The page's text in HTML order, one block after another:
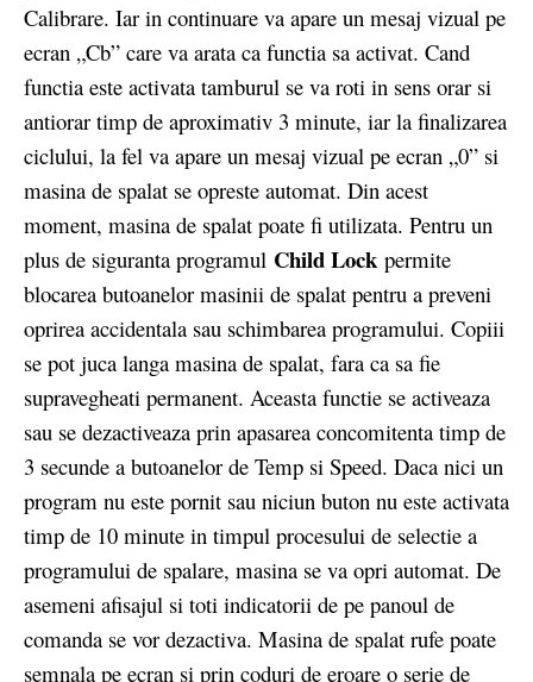
Calibrare. Iar in continuare va apare un mesaj vizual pe
ecran „Cb” care va arata ca functia sa activat. Cand
functia este activata tamburul se va roti in sens orar si
antiorar timp de aproximativ 3 minute, iar la finalizarea
ciclului, la fel va apare un mesaj vizual pe ecran „0” si
masina de spalat se opreste automat. Din acest
moment, masina de spalat poate fi utilizata. Pentru un
plus de siguranta programul Child Lock permite
blocarea butoanelor masinii de spalat pentru a preveni
oprirea accidentala sau schimbarea programului. Copiii
se pot juca langa masina de spalat, fara ca sa fie
supravegheati permanent. Aceasta functie se activeaza
sau se dezactiveaza prin apasarea concomitenta timp de
3 secunde a butoanelor de Temp si Speed. Daca nici un
program nu este pornit sau niciun buton nu este activata
timp de 10 minute in timpul procesului de selectie a
programului de spalare, masina se va opri automat. De
asemeni afisajul si toti indicatorii de pe panoul de
comanda se vor dezactiva. Masina de spalat rufe poate
semnala pe ecran si prin coduri de eroare o serie de